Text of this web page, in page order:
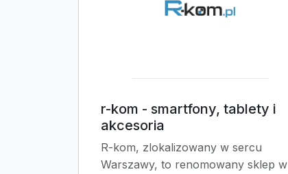
r-kom - smartfony, tablety i
akcesoria
R-kom, zlokalizowany w sercu
Warszawy, to renomowany sklep w